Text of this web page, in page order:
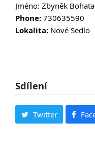
Jméno: Zbyněk Bohata
Phone: 730635590
Lokalita: Nové Sedlo
Sdílení
Twitter